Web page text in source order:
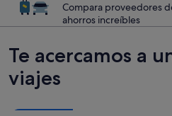
Compara proveedores
ahorros increíbles
Te acercamos a
viajes